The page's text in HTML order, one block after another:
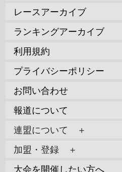
レースアーカイブ
ランキングアーカイブ
利用規約
プライバシーポリシー
お問い合わせ
報道について
連盟について ＋
加盟・登録 ＋
大会を開催したい方へ